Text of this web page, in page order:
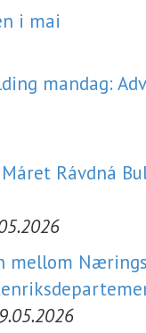
i mai
mandag:
Rávdná
mellom